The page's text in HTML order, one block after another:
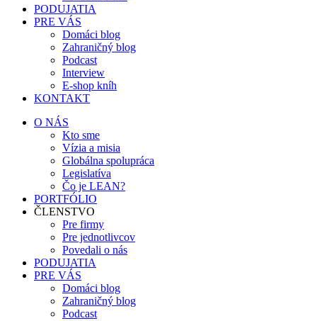
PODUJATIA
PRE VÁS
Domáci blog
Zahraničný blog
Podcast
Interview
E-shop kníh
KONTAKT
O NÁS
Kto sme
Vízia a misia
Globálna spolupráca
Legislatíva
Čo je LEAN?
PORTFÓLIO
ČLENSTVO
Pre firmy
Pre jednotlivcov
Povedali o nás
PODUJATIA
PRE VÁS
Domáci blog
Zahraničný blog
Podcast